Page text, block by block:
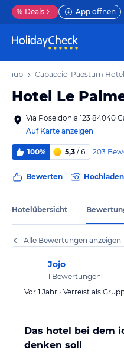
% Deals App öffnen
Capaccio-Paestum
Hotel Le
Via Poseidonia 123 84040
Auf Karte anzeigen
100% 5,3 / 6 203
Bewerten Hochladen
Hotelübersicht
Alle Bewertungen anzeigen
Jojo
1 Bewertungen
Vor 1 Jahr • Verreist als
Das hotel bei dem
denken soll